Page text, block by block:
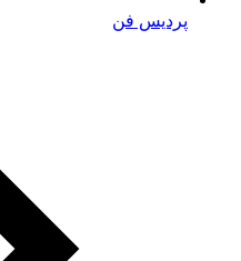
پردیس فن